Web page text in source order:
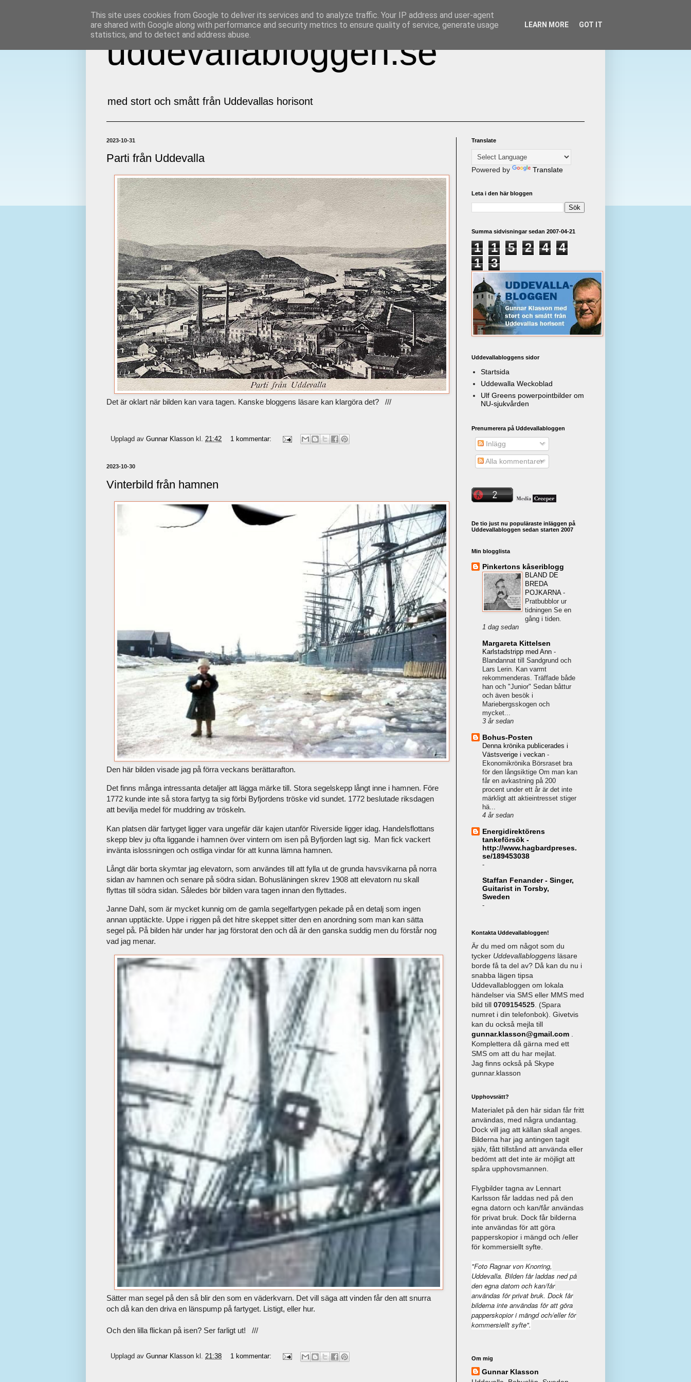
uddevallabloggen.se
med stort och smått från Uddevallas horisont
2023-10-31
Parti från Uddevalla
Det är oklart när bilden kan vara tagen. Kanske bloggens läsare kan klargöra det? ///
Upplagd av Gunnar Klasson kl. 21:42 1 kommentar:
2023-10-30
Vinterbild från hamnen
Den här bilden visade jag på förra veckans berättarafton.
Det finns många intressanta detaljer att lägga märke till. Stora segelskepp långt inne i hamnen. Före
1772 kunde inte så stora fartyg ta sig förbi Byfjordens tröske vid sundet. 1772 beslutade riksdagen
att bevilja medel för muddring av tröskeln.
Kan platsen där fartyget ligger vara ungefär där kajen utanför Riverside ligger idag. Handelsflottans
skepp blev ju ofta liggande i hamnen över vintern om isen på Byfjorden lagt sig. Man fick vackert
invänta islossningen och ostliga vindar för att kunna lämna hamnen.
Långt där borta skymtar jag elevatorn, som användes till att fylla ut de grunda havsvikarna på norra
sidan av hamnen och senare på södra sidan. Bohusläningen skrev 1908 att elevatorn nu skall
flyttas till södra sidan. Således bör bilden vara tagen innan den flyttades.
Janne Dahl, som är mycket kunnig om de gamla segelfartygen pekade på en detalj som ingen
annan upptäckte. Uppe i riggen på det hitre skeppet sitter den en anordning som man kan sätta
segel på. På bilden här under har jag förstorat den och då är den ganska suddig men du förstår nog
vad jag menar.
Sätter man segel på den så blir den som en väderkvarn. Det vill säga att vinden får den att snurra
och då kan den driva en länspump på fartyget. Listigt, eller hur.
Och den lilla flickan på isen? Ser farligt ut! ///
Upplagd av Gunnar Klasson kl. 21:38 1 kommentar:
Translate
Powered by Translate
Leta i den här bloggen
Summa sidvisningar sedan 2007-04-21
1 1 5 2 4
4
1
3
Uddevallabloggens sidor
Startsida
Uddewalla Weckoblad
Ulf Greens powerpointbilder om
NU-sjukvården
Prenumerera på Uddevallabloggen
Inlägg
Alla kommentarer
De tio just nu populäraste inläggen på
Uddevallabloggen sedan starten 2007
Min blogglista
Pinkertons kåseriblogg
BLAND DE
BREDA
POJKARNA -
Pratbubblor ur
tidningen Se en
gång i tiden.
1 dag sedan
Margareta Kittelsen
Karlstadstripp med Ann -
Blandannat till Sandgrund och
Lars Lerin. Kan varmt
rekommenderas. Träffade både
han och "Junior" Sedan båttur
och även besök i
Mariebergsskogen och
mycket...
3 år sedan
Bohus-Posten
Denna krönika publicerades i
Västsverige i veckan -
Ekonomikrönika Börsraset bra
för den långsiktige Om man kan
får en avkastning på 200
procent under ett år är det inte
märkligt att aktieintresset stiger
hä...
4 år sedan
Energidirektörens
tankeförsök -
http://www.hagbardpreses.
se/189453038
-
Staffan Fenander - Singer,
Guitarist in Torsby,
Sweden
-
Kontakta Uddevallabloggen!
Är du med om något som du
tycker Uddevallabloggens läsare
borde få ta del av? Då kan du nu i
snabba lägen tipsa
Uddevallabloggen om lokala
händelser via SMS eller MMS med
bild till 0709154525 . (Spara
numret i din telefonbok). Givetvis
kan du också mejla till
gunnar.klasson@gmail.com
Komplettera då gärna med ett
SMS om att du har mejlat.
Jag finns också på Skype
gunnar.klasson
Upphovsrätt?
Materialet på den här sidan får fritt
användas, med några undantag.
Dock vill jag att källan skall anges.
Bilderna har jag antingen tagit
själv, fått tillstånd att använda eller
bedömt att det inte är möjligt att
spåra upphovsmannen.
Flygbilder tagna av Lennart
Karlsson får laddas ned på den
egna datorn och kan/får användas
för privat bruk. Dock får bilderna
inte användas för att göra
papperskopior i mängd och /eller
för kommersiellt syfte.
"Foto Ragnar von Knorring,
Uddevalla. Bilden får laddas ned på
den egna datorn och kan/får
användas för privat bruk. Dock får
bilderna inte användas för att göra
papperskopior i mängd och/eller för
kommersiellt syfte".
Om mig
Gunnar Klasson
This site uses cookies from Google to deliver its services and to analyze traffic. Your IP address and user-agent
are shared with Google along with performance and security metrics to ensure quality of service, generate usage
statistics, and to detect and address abuse.
LEARN MORE GOT IT